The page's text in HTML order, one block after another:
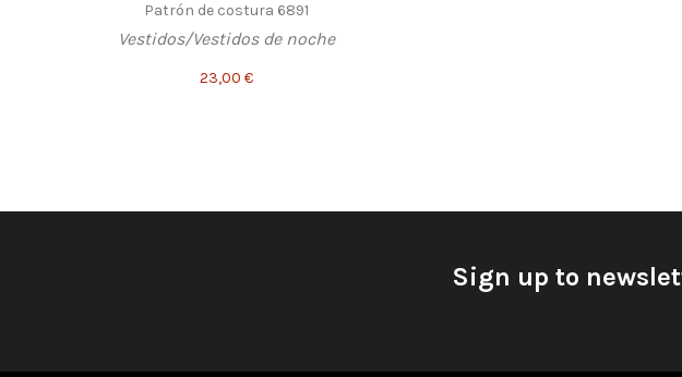
Patrón de costura 6891
Vestidos/Vestidos de noche
23,00 €
Sign up to